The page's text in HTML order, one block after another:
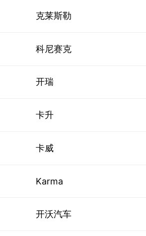
克莱斯勒
科尼赛克
开瑞
卡升
卡威
Karma
开沃汽车